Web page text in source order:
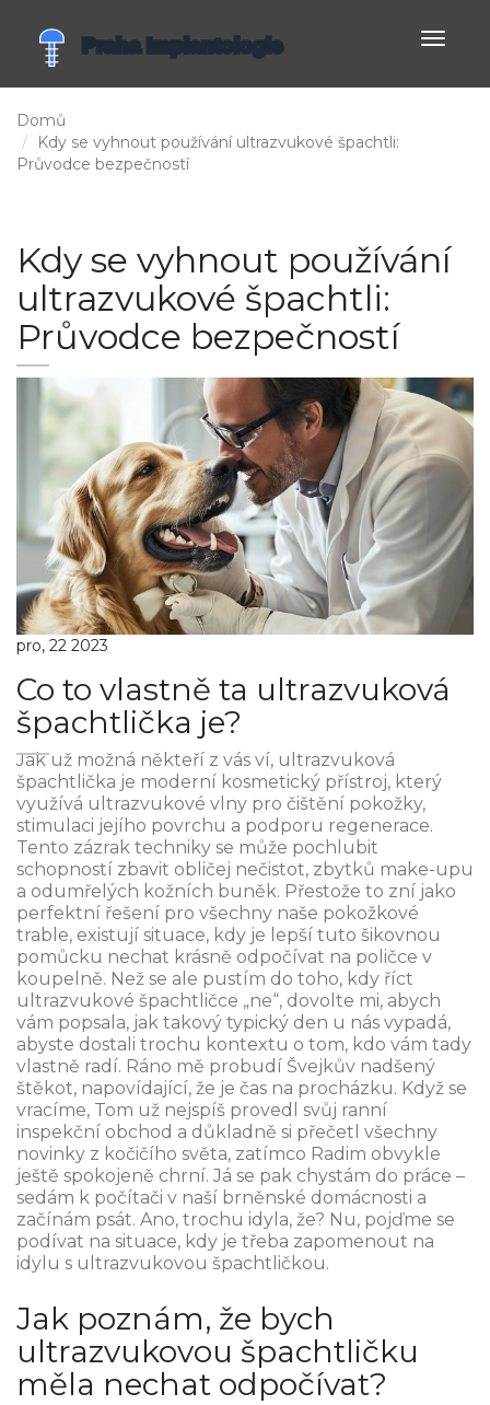
Domů
Kdy se vyhnout používání ultrazvukové špachtli:
Průvodce bezpečností
Kdy se vyhnout používání
ultrazvukové špachtli:
Průvodce bezpečností
pro, 22 2023
Co to vlastně ta ultrazvuková
špachtlička je?
Jak už možná někteří z vás ví, ultrazvuková
špachtlička je moderní kosmetický přístroj, který
využívá ultrazvukové vlny pro čištění pokožky,
stimulaci jejího povrchu a podporu regenerace.
Tento zázrak techniky se může pochlubit
schopností zbavit obličej nečistot, zbytků make-upu
a odumřelých kožních buněk. Přestože to zní jako
perfektní řešení pro všechny naše pokožkové
trable, existují situace, kdy je lepší tuto šikovnou
pomůcku nechat krásně odpočívat na poličce v
koupelně. Než se ale pustím do toho, kdy říct
ultrazvukové špachtličce „ne“, dovolte mi, abych
vám popsala, jak takový typický den u nás vypadá,
abyste dostali trochu kontextu o tom, kdo vám tady
vlastně radí. Ráno mě probudí Švejkův nadšený
štěkot, napovídající, že je čas na procházku. Když se
vracíme, Tom už nejspíš provedl svůj ranní
inspekční obchod a důkladně si přečetl všechny
novinky z kočičího světa, zatímco Radim obvykle
ještě spokojeně chrní. Já se pak chystám do práce –
sedám k počítači v naší brněnské domácnosti a
začínám psát. Ano, trochu idyla, že? Nu, pojďme se
podívat na situace, kdy je třeba zapomenout na
idylu s ultrazvukovou špachtličkou.
Jak poznám, že bych
ultrazvukovou špachtličku
měla nechat odpočívat?